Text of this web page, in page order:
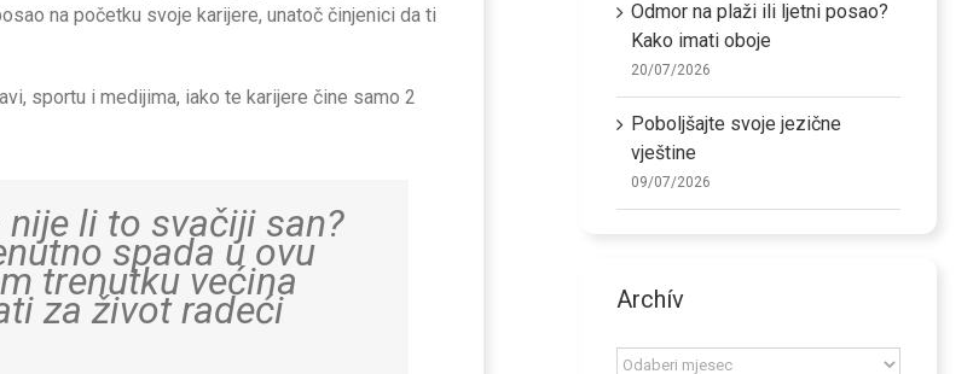
na početku svoje karijere, unatoč činjenici da ti
sportu i medijima, iako te karijere čine samo 2
li to svačiji san?
spada u ovu
trenutku većina
za život radeći
Odmor na plaži ili ljetni posao?
Kako imati oboje
20/07/2026
Poboljšajte svoje jezične
vještine
09/07/2026
Archív
Archív